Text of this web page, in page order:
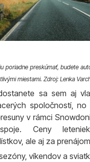
poriadne preskúmať, budete
miestami. Zdroj: Lenka
sa sem aj
spoločností,
v rámci
Ceny
ale aj za
víkendov a